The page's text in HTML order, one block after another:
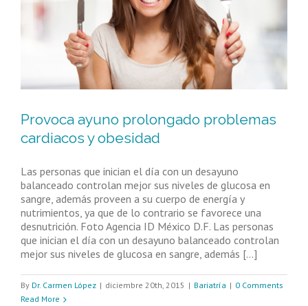
Provoca ayuno prolongado problemas
cardiacos y obesidad
Las personas que inician el día con un desayuno
balanceado controlan mejor sus niveles de glucosa en
sangre, además proveen a su cuerpo de energía y
nutrimientos, ya que de lo contrario se favorece una
desnutrición. Foto Agencia ID México D.F. Las personas
que inician el día con un desayuno balanceado controlan
mejor sus niveles de glucosa en sangre, además [...]
By Dr. Carmen López | diciembre 20th, 2015 | Bariatría | 0 Comments
Read More